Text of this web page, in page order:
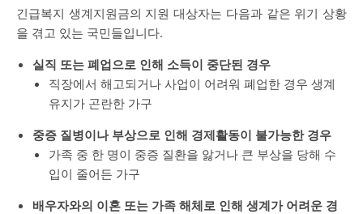
긴급복지 생계지원금의 지원 대상자는 다음과 같은 위기 상황
을 겪고 있는 국민들입니다.
실직 또는 폐업으로 인해 소득이 중단된 경우
직장에서 해고되거나 사업이 어려워 폐업한 경우 생계
유지가 곤란한 가구
중증 질병이나 부상으로 인해 경제활동이 불가능한 경우
가족 중 한 명이 중증 질환을 앓거나 큰 부상을 당해 수
입이 줄어든 가구
배우자와의 이혼 또는 가족 해체로 인해 생계가 어려운 경